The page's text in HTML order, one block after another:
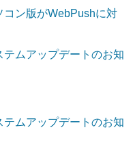
コン版がWebPushに対
テムアップデートのお知
テムアップデートのお知